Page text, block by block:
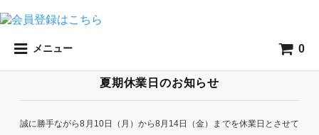
メニュー 0
夏期休業日のお知らせ
誠に勝手ながら8月10日（月）から8月14日（金）までを休業日とさせて